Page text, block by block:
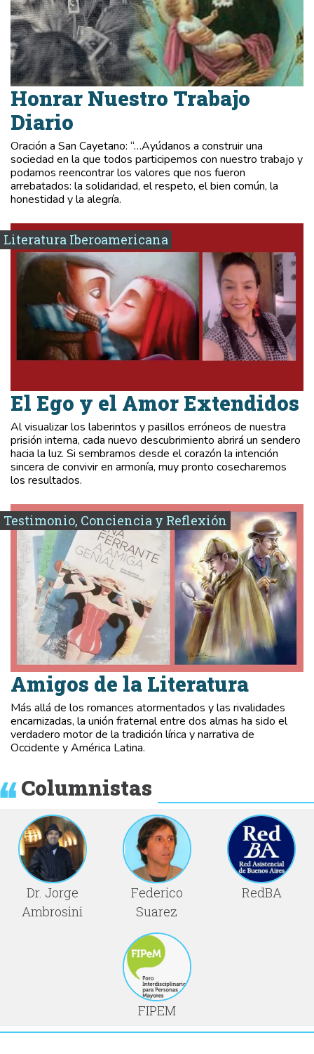
Honrar Nuestro Trabajo
Diario
Oración a San Cayetano: “…Ayúdanos a construir una
sociedad en la que todos participemos con nuestro trabajo y
podamos reencontrar los valores que nos fueron
arrebatados: la solidaridad, el respeto, el bien común, la
honestidad y la alegría.
Literatura Iberoamericana
El Ego y el Amor Extendidos
Al visualizar los laberintos y pasillos erróneos de nuestra
prisión interna, cada nuevo descubrimiento abrirá un sendero
hacia la luz. Si sembramos desde el corazón la intención
sincera de convivir en armonía, muy pronto cosecharemos
los resultados.
Testimonio, Conciencia y Reflexión
Amigos de la Literatura
Más allá de los romances atormentados y las rivalidades
encarnizadas, la unión fraternal entre dos almas ha sido el
verdadero motor de la tradición lírica y narrativa de
Occidente y América Latina.
Columnistas
Dr. Jorge
Ambrosini
Federico
Suarez
RedBA
FIPEM